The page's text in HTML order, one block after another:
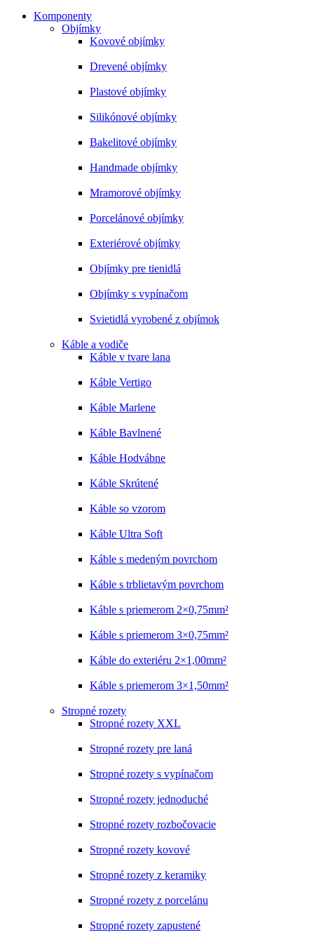
Komponenty
Objímky
Kovové objímky
Drevené objímky
Plastové objímky
Silikónové objímky
Bakelitové objímky
Handmade objímky
Mramorové objímky
Porcelánové objímky
Exteriérové objímky
Objímky pre tienidlá
Objímky s vypínačom
Svietidlá vyrobené z objímok
Káble a vodiče
Káble v tvare lana
Káble Vertigo
Káble Marlene
Káble Bavlnené
Káble Hodvábne
Káble Skrútené
Káble so vzorom
Káble Ultra Soft
Káble s medeným povrchom
Káble s trblietavým povrchom
Káble s priemerom 2×0,75mm²
Káble s priemerom 3×0,75mm²
Káble do exteriéru 2×1,00mm²
Káble s priemerom 3×1,50mm²
Stropné rozety
Stropné rozety XXL
Stropné rozety pre laná
Stropné rozety s vypínačom
Stropné rozety jednoduché
Stropné rozety rozbočovacie
Stropné rozety kovové
Stropné rozety z keramiky
Stropné rozety z porcelánu
Stropné rozety zapustené